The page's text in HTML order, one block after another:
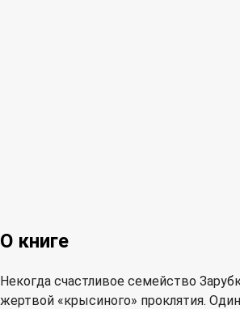
О книге
Некогда счастливое семейство
жертвой «крысиного» проклятия.